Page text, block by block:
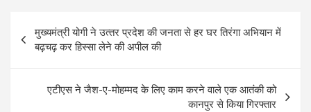
b
o
o
k
er
s
A
p
p
e
navigation
मुख्‍यमंत्री योगी ने उत्‍तर प्रदेश की जनता से हर घर ति‍रंगा अभ‍ियान में
बढ़चढ़ कर ह‍िस्‍सा लेने की अपील की
एटीएस ने जैश-ए-मोहम्मद के लिए काम करने वाले एक आतंकी को
कानपुर से किया गिरफ्तार